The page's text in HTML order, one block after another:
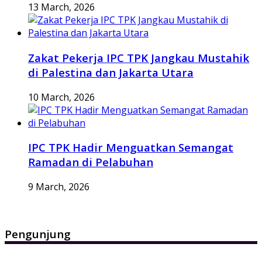
13 March, 2026
Zakat Pekerja IPC TPK Jangkau Mustahik
di Palestina dan Jakarta Utara
10 March, 2026
IPC TPK Hadir Menguatkan Semangat
Ramadan di Pelabuhan
9 March, 2026
Pengunjung